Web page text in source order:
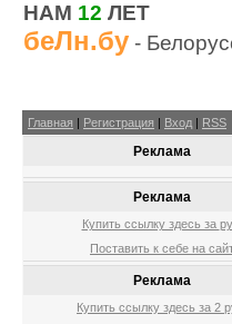
НАМ 12 ЛЕТ
беЛн.бу -
Главная | Регистрация | Вход | RSS
Реклама
Реклама
Купить ссылку здесь за
Поставить к себе на
Реклама
Купить ссылку здесь за 2